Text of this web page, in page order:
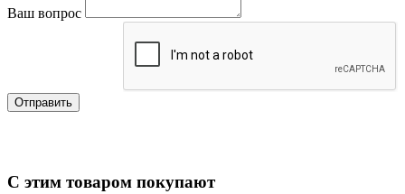
Ваш вопрос
Отправить
С этим товаром покупают